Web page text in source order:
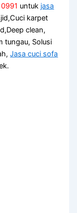
untuk jasa
karpet
clean,
tungau, Solusi
Jasa cuci sofa